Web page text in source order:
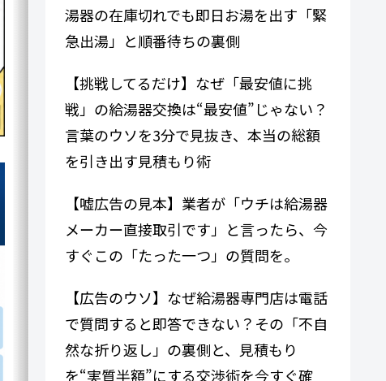
湯器の在庫切れでも即日お湯を出す「緊
急出湯」と順番待ちの裏側
【挑戦してるだけ】なぜ「最安値に挑
戦」の給湯器交換は“最安値”じゃない？
言葉のウソを3分で見抜き、本当の総額
を引き出す見積もり術
【嘘広告の見本】業者が「ウチは給湯器
メーカー直接取引です」と言ったら、今
すぐこの「たった一つ」の質問を。
【広告のウソ】なぜ給湯器専門​​店は電話
で質問すると即答できない？その「不自
然な折り返し」の裏側と、見積もり
を“実質半額”にする交渉術を今すぐ確